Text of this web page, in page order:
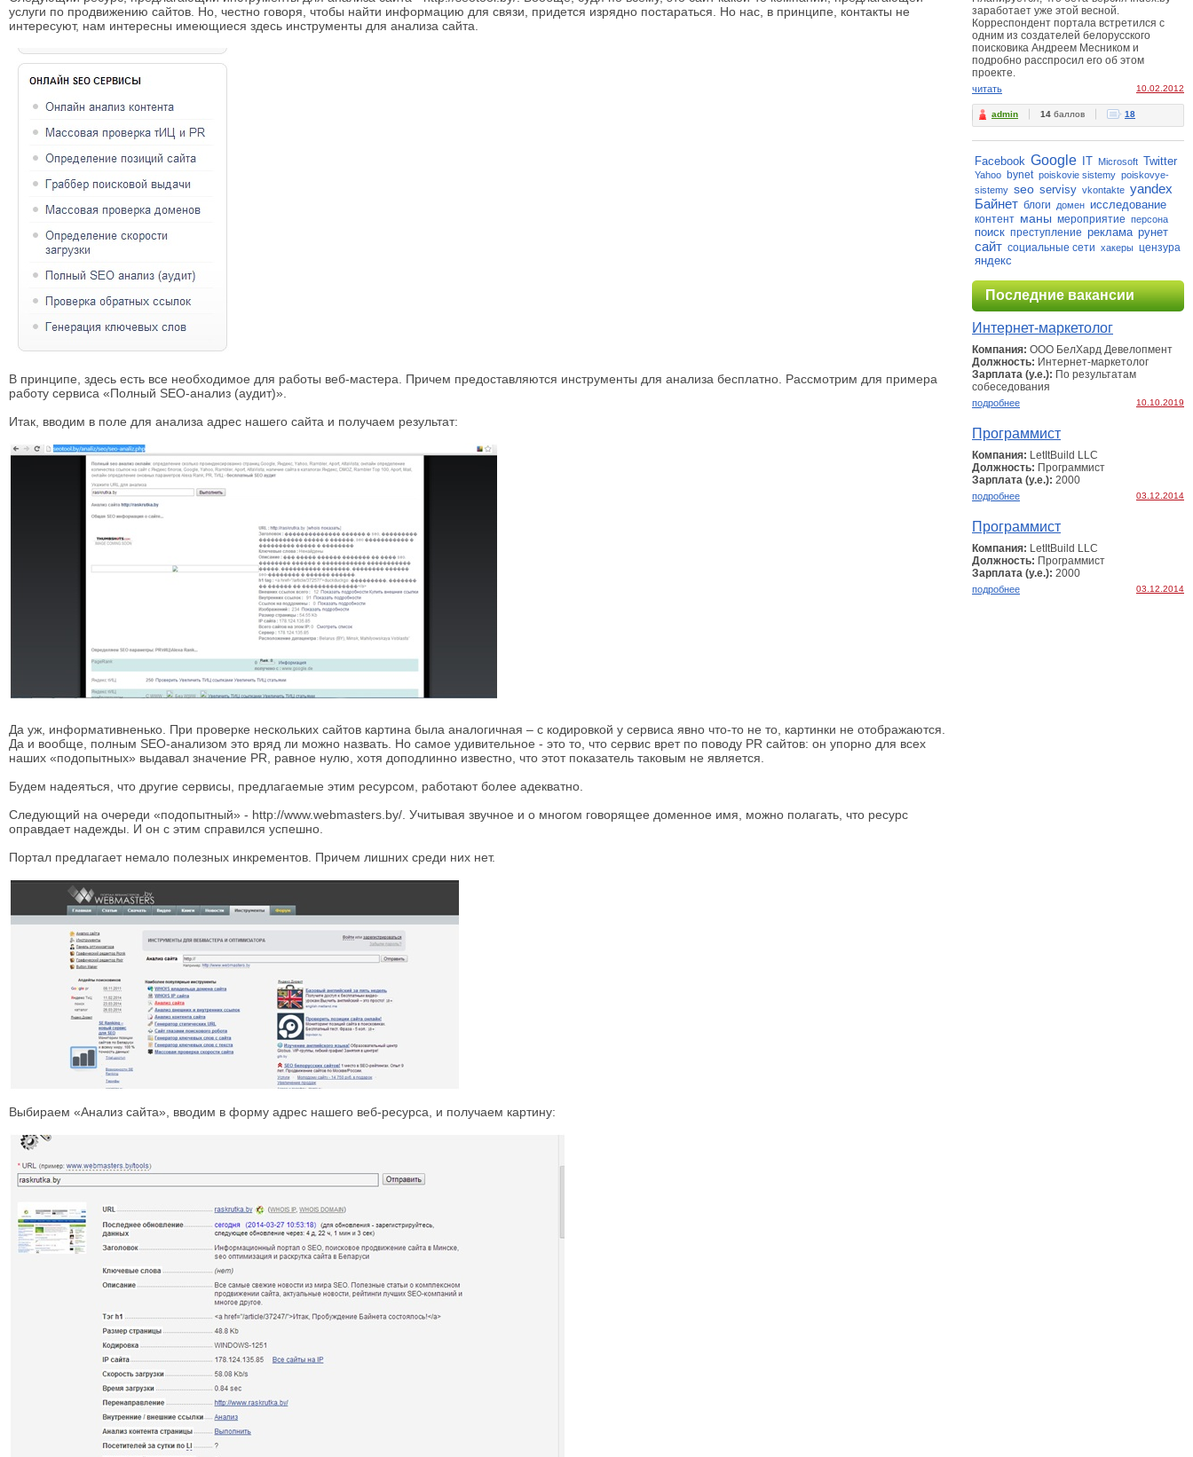
услуги по продвижению сайтов. Но, честно говоря, чтобы найти информацию для связи, придется изрядно постараться. Но нас, в принципе, контакты не
интересуют, нам интересны имеющиеся здесь инструменты для анализа сайта.
В принципе, здесь есть все необходимое для работы веб-мастера. Причем предоставляются инструменты для анализа бесплатно. Рассмотрим для примера
работу сервиса «Полный SEO-анализ (аудит)».
Итак, вводим в поле для анализа адрес нашего сайта и получаем результат:
Да уж, информативненько. При проверке нескольких сайтов картина была аналогичная – с кодировкой у сервиса явно что-то не то, картинки не отображаются.
Да и вообще, полным SEO-анализом это вряд ли можно назвать. Но самое удивительное - это то, что сервис врет по поводу PR сайтов: он упорно для всех
наших «подопытных» выдавал значение PR, равное нулю, хотя доподлинно известно, что этот показатель таковым не является.
Будем надеяться, что другие сервисы, предлагаемые этим ресурсом, работают более адекватно.
Следующий на очереди «подопытный» - http://www.webmasters.by/. Учитывая звучное и о многом говорящее доменное имя, можно полагать, что ресурс
оправдает надежды. И он с этим справился успешно.
Портал предлагает немало полезных инкрементов. Причем лишних среди них нет.
Выбираем «Анализ сайта», вводим в форму адрес нашего веб-ресурса, и получаем картину:
заработает уже этой весной.
Корреспондент портала встретился с
одним из создателей белорусского
поисковика Андреем Месником и
подробно расспросил его об этом
проекте.
читать 10.02.2012
admin 14 баллов 18
Facebook Google IT Microsoft Twitter
Yahoo bynet poiskovie sistemy poiskovye-
sistemy seo servisy vkontakte yandex
Байнет блоги домен исследование
контент маны мероприятие персона
поиск преступление реклама рунет
сайт социальные сети хакеры цензура
яндекс
Последние вакансии
Интернет-маркетолог
Компания: ООО БелХард Девелопмент
Должность: Интернет-маркетолог
Зарплата (у.е.): По результатам
собеcедования
подробнее 10.10.2019
Программист
Компания: LetItBuild LLC
Должность: Программист
Зарплата (у.е.): 2000
подробнее 03.12.2014
Программист
Компания: LetItBuild LLC
Должность: Программист
Зарплата (у.е.): 2000
подробнее 03.12.2014